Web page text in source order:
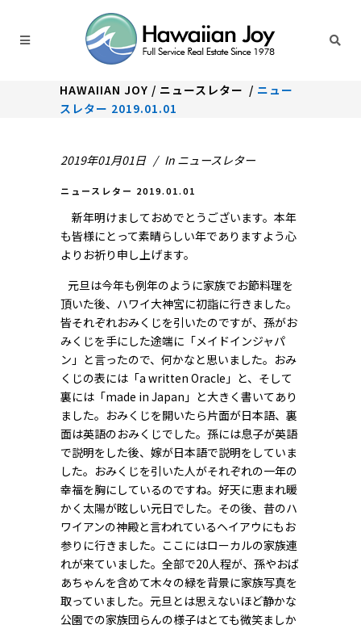
HAWAIIAN JOY / ニュースレター / ニュー
スレター 2019.01.01
2019年01月01日 In ニュースレター
ニュースレター 2019.01.01
新年明けましておめでとうございます。本年
も皆様にとって素晴らしい年でありますよう心
よりお祈り申し上げます。
元旦は今年も例年のように家族でお節料理を
頂いた後、ハワイ大神宮に初詣に行きました。
皆それぞれおみくじを引いたのですが、孫がお
みくじを手にした途端に「メイドインジャパ
ン」と言ったので、何かなと思いました。おみ
くじの表には「a written Oracle」と、そして
裏には「made in Japan」と大きく書いてあり
ました。おみくじを開いたら片面が日本語、裏
面は英語のおみくじでした。孫には息子が英語
で説明をした後、嫁が日本語で説明をしていま
した。おみくじを引いた人がそれぞれの一年の
幸福を胸にしているのですね。好天に恵まれ暖
かく太陽が眩しい元日でした。その後、昔のハ
ワイアンの神殿と言われているヘイアウにもお
参りに行きました。ここにはローカルの家族連
れが来ていました。全部で20人程が、孫やおば
あちゃんを含めて木々の緑を背景に家族写真を
取っていました。元旦とは思えないほど静かな
公園での家族団らんの様子はとても微笑ましか